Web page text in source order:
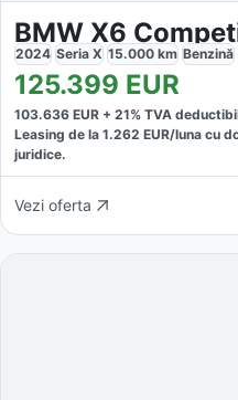
BMW X6
2024 Seria X 15.000 km Benzină
125.399 EUR
103.636 EUR + 21% TVA
Leasing de la 1.262 EUR/luna cu
juridice.
Vezi oferta